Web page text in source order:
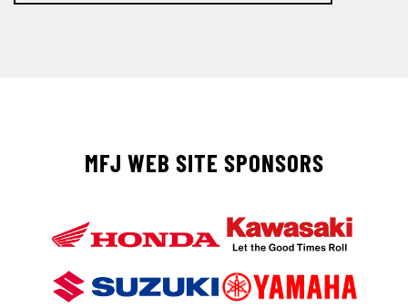
MFJ WEB SITE SPONSORS